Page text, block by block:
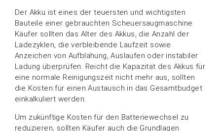
Der Akku ist eines der teuersten und wichtigsten
Bauteile einer gebrauchten Scheuersaugmaschine.
Käufer sollten das Alter des Akkus, die Anzahl der
Ladezyklen, die verbleibende Laufzeit sowie
Anzeichen von Aufblähung, Auslaufen oder instabiler
Ladung überprüfen. Reicht die Kapazität des Akkus für
eine normale Reinigungszeit nicht mehr aus, sollten
die Kosten für einen Austausch in das Gesamtbudget
einkalkuliert werden.
Um zukünftige Kosten für den Batteriewechsel zu
reduzieren, sollten Käufer auch die Grundlagen